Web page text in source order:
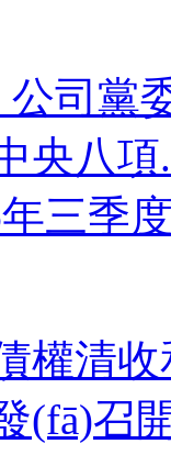
公司
央八項
三季
清收
發(fā)召